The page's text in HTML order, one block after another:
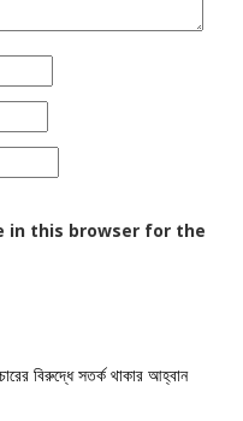
in this browser for the
বিরুদ্ধে সতর্ক থাকার আহ্বান